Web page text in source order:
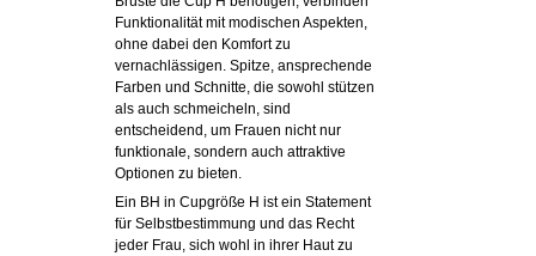
Funktionalität mit modischen Aspekten,
ohne dabei den Komfort zu
vernachlässigen. Spitze, ansprechende
Farben und Schnitte, die sowohl stützen
als auch schmeicheln, sind
entscheidend, um Frauen nicht nur
funktionale, sondern auch attraktive
Optionen zu bieten.
Ein BH in Cupgröße H ist ein Statement
für Selbstbestimmung und das Recht
jeder Frau, sich wohl in ihrer Haut zu